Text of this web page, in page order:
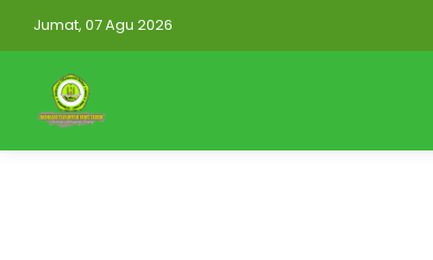
Jumat, 07 Agu 2026